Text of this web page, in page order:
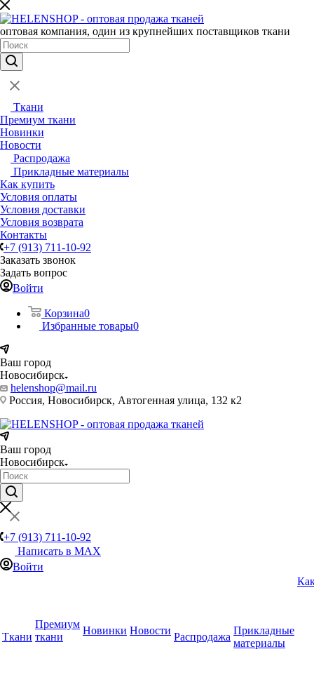
оптовая компания, один из крупнейших поставщиков ткани
Ткани
Премиум ткани
Новинки
Новости
Распродажа
Прикладные материалы
Как купить
Условия оплаты
Условия доставки
Условия возврата
Контакты
+7 (913) 711-10-92
Заказать звонок
Задать вопрос
Войти
Корзина0
Избранные товары0
Ваш город
Новосибирск
helenshop@mail.ru
Россия, Новосибирск, Автогенная улица, 132 к2
Ваш город
Новосибирск
+7 (913) 711-10-92
Написать в MAX
Войти
Ткани
Премиум
ткани
Новинки Новости
Распродажа
Прикладные
материалы